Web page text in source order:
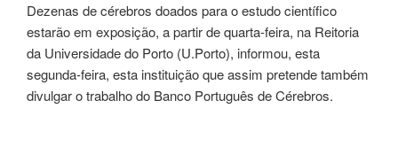
Dezenas de cérebros doados para o estudo científico
estarão em exposição, a partir de quarta-feira, na Reitoria
da Universidade do Porto (U.Porto), informou, esta
segunda-feira, esta instituição que assim pretende também
divulgar o trabalho do Banco Português de Cérebros.